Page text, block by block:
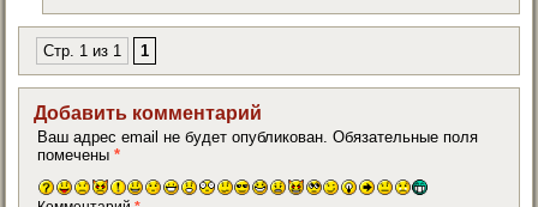
Стр. 1 из 1 1
Добавить комментарий
Ваш адрес email не будет опубликован. Обязательные поля
помечены*